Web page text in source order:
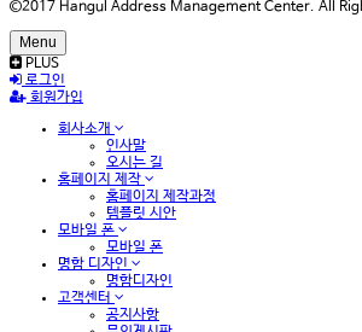
©2017 Hangul Address Management Center. All
Menu
PLUS
로그인
회원가입
회사소개
인사말
오시는 길
홈페이지 제작
홈페이지 제작과정
템플릿 시안
모바일 폰
모바일 폰
명함 디자인
명함디자인
고객센터
공지사항